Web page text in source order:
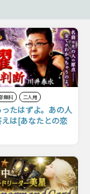
無料 二人用
たはずよ。あの人
は[あなたとの恋